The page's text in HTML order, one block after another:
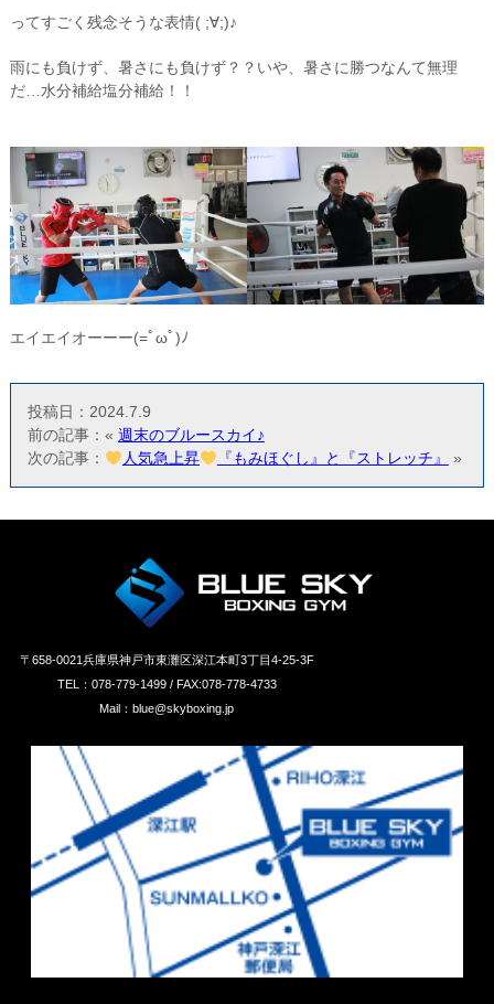
ってすごく残念そうな表情( ;∀;)♪
雨にも負けず、暑さにも負けず？？いや、暑さに勝つなんて無理
だ…水分補給塩分補給！！
エイエイオーーー(=ﾟωﾟ)ﾉ
投稿日：2024.7.9
前の記事：« 週末のブルースカイ♪
次の記事：
人気急上昇 『もみほぐし』と『ストレッチ』 »
〒658‐0021兵庫県神戸市東灘区深江本町3丁目4-25-3F
TEL：078-779-1499 / FAX:078-778-4733
Mail：blue@skyboxing.jp